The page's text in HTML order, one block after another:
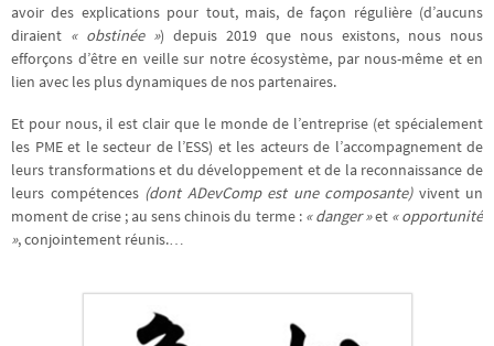
avoir des explications pour tout, mais, de façon régulière (d’aucuns
diraient « obstinée ») depuis 2019 que nous existons, nous nous
efforçons d’être en veille sur notre écosystème, par nous-même et en
lien avec les plus dynamiques de nos partenaires.
Et pour nous, il est clair que le monde de l’entreprise (et spécialement
les PME et le secteur de l’ESS) et les acteurs de l’accompagnement de
leurs transformations et du développement et de la reconnaissance de
leurs compétences(dont ADevComp est une composante)vivent un
moment de crise ; au sens chinois du terme : « danger »et « opportunité
», conjointement réunis.…